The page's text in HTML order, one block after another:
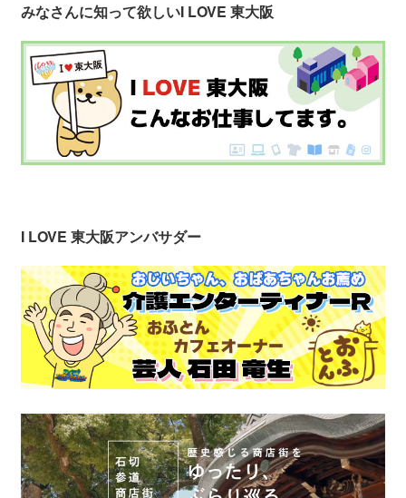
みなさんに知って欲しいI LOVE 東大阪
I LOVE 東大阪アンバサダー